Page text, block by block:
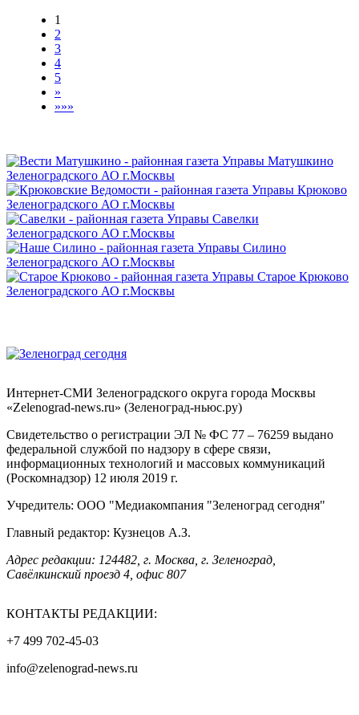
1
2
3
4
5
»
»»»
Интернет-СМИ Зеленоградского округа города Москвы
«Zelenograd-news.ru» (Зеленоград-ньюс.ру)
Свидетельство о регистрации ЭЛ № ФС 77 – 76259 выдано
федеральной службой по надзору в сфере связи,
информационных технологий и массовых коммуникаций
(Роскомнадзор) 12 июля 2019 г.
Учредитель: ООО "Медиакомпания "Зеленоград сегодня"
Главный редактор: Кузнецов А.З.
Адрес редакции: 124482, г. Москва, г. Зеленоград,
Савёлкинский проезд 4, офис 807
КОНТАКТЫ РЕДАКЦИИ:
+7 499 702-45-03
info@zelenograd-news.ru